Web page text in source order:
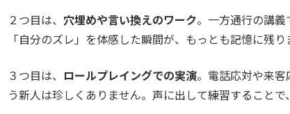
２つ目は、 穴埋めや言い換えのワーク。一方通行の講義
「自分のズレ」を体感した瞬間が、もっとも記憶に残り
３つ目は、 ロールプレイングでの実演。電話応対や来
う新人は珍しくありません。声に出して練習することで